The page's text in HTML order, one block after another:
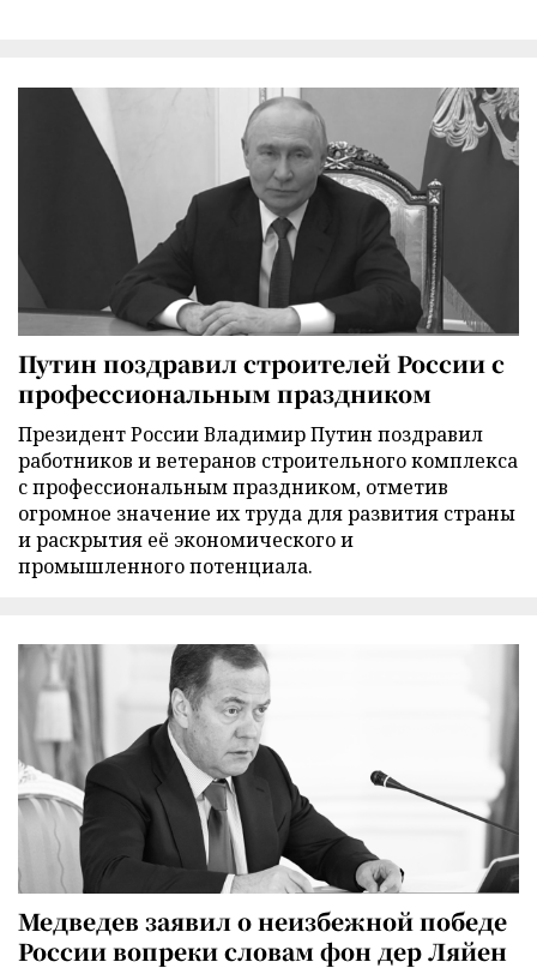
Путин поздравил строителей России с
профессиональным праздником
Президент России Владимир Путин поздравил
работников и ветеранов строительного комплекса
с профессиональным праздником, отметив
огромное значение их труда для развития страны
и раскрытия её экономического и
промышленного потенциала.
Медведев заявил о неизбежной победе
России вопреки словам фон дер Ляйен